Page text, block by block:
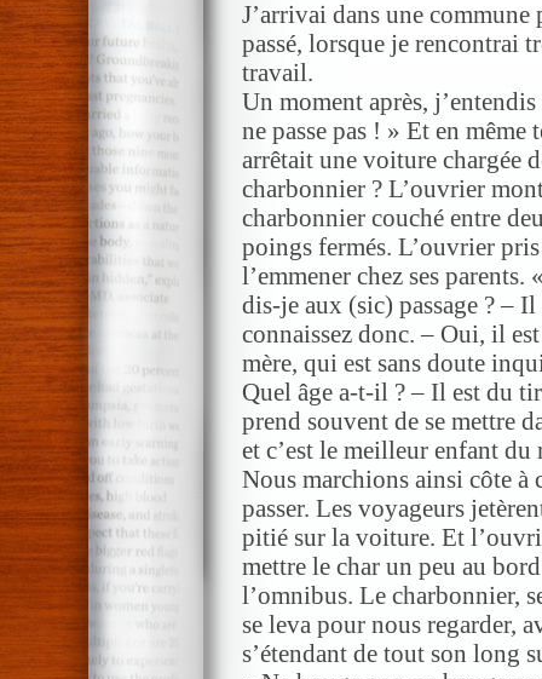
J’arrivai dans une
passé, lorsque je rencontrai
travail.
Un moment après,
ne passe pas ! » Et en
arrêtait une voiture chargée
charbonnier ? L’ouvrier
charbonnier couché entre
poings fermés. L’ouvrier
l’emmener chez ses
dis-je aux (sic) passage ? –
connaissez donc. – Oui, il
mère, qui est sans doute
Quel âge a-t-il ? – Il est du
prend souvent de se mettre
et c’est le meilleur enfant du
Nous marchions ainsi côte
passer. Les voyageurs
pitié sur la voiture. Et
mettre le char un peu au
l’omnibus. Le charbonnier,
se leva pour nous regarder,
s’étendant de tout son long